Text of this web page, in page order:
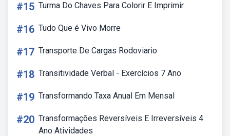
#15 Turma Do Chaves Para Colorir E Imprimir
#16 Tudo Que é Vivo Morre
#17 Transporte De Cargas Rodoviario
#18 Transitividade Verbal - Exercícios 7 Ano
#19 Transformando Taxa Anual Em Mensal
#20 Transformações Reversíveis E Irreversíveis 4
Ano Atividades